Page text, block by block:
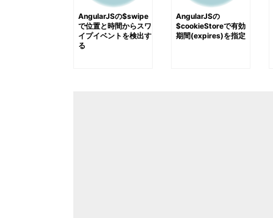
AngularJSの$swipe
で位置と時間からスワ
イプイベントを検出す
る
AngularJSの
$cookieStoreで有効
期間(expires)を指定